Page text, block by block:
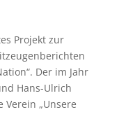
Projekt zur
Der im Jahr
Hans-Ulrich
Verein „Unsere